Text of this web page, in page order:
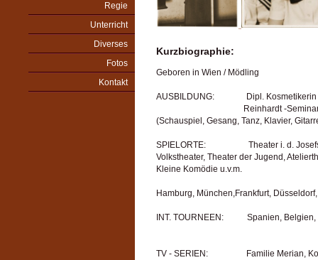
Regie
Unterricht
Diverses
Fotos
Kontakt
Kurzbiographie:
Geboren in Wien / Mödling
AUSBILDUNG:               Dipl. Kosmetikerin
Reinhardt -
(Schauspiel, Gesang, Tanz, Klavier,
SPIELORTE:                    Theater i. d.
Volkstheater, Theater der Jugend,
Kleine Komödie u.v.m.
Hamburg, München,Frankfurt,
INT. TOURNEEN:           Spanien,
TV - SERIEN:                  Familie Merian,